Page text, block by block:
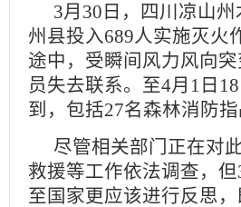
3月30日，四川凉山
州县投入689人实施灭火
途中，受瞬间风力风向
员失去联系。至4月1日
到，包括27名森林消
尽管相关部门正在对
救援等工作依法调查，
至国家更应该进行反